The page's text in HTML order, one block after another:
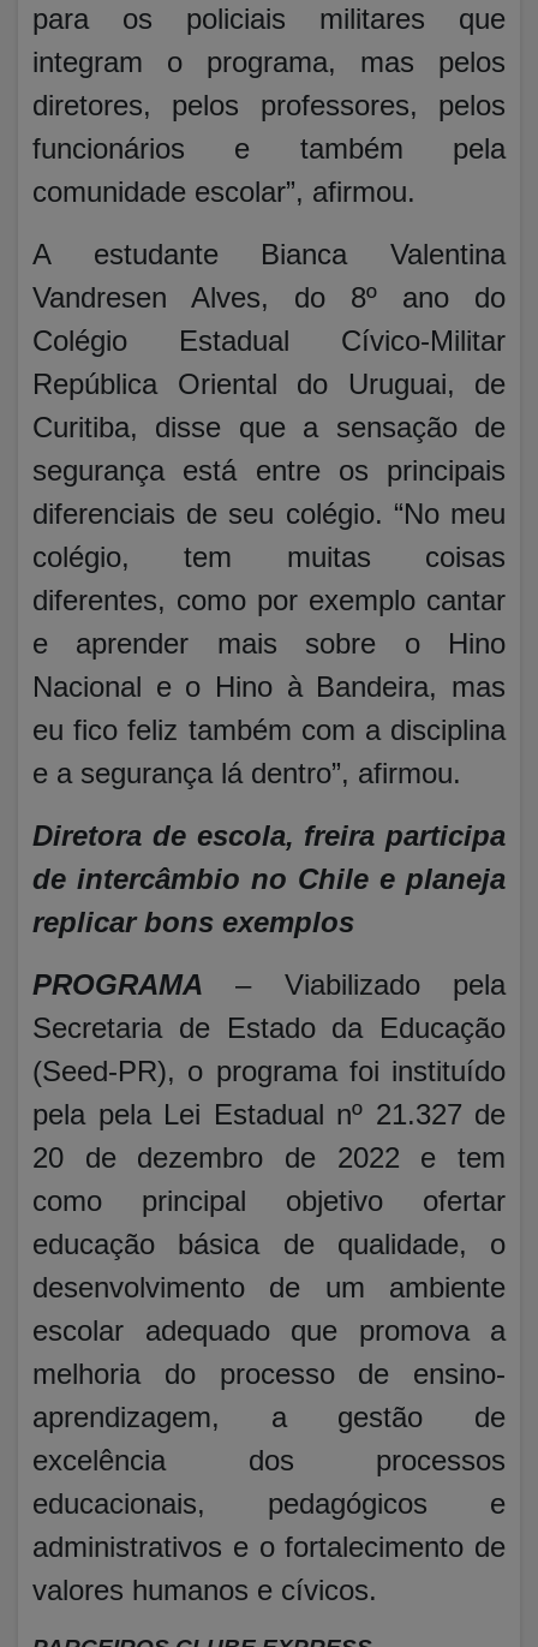
para os policiais militares que
integram o programa, mas pelos
diretores, pelos professores, pelos
funcionários e também pela
comunidade escolar”, afirmou.
A estudante Bianca Valentina
Vandresen Alves, do 8º ano do
Colégio Estadual Cívico-Militar
República Oriental do Uruguai, de
Curitiba, disse que a sensação de
segurança está entre os principais
diferenciais de seu colégio. “No meu
colégio, tem muitas coisas
diferentes, como por exemplo cantar
e aprender mais sobre o Hino
Nacional e o Hino à Bandeira, mas
eu fico feliz também com a disciplina
e a segurança lá dentro”, afirmou.
Diretora de escola, freira participa
de intercâmbio no Chile e planeja
replicar bons exemplos
PROGRAMA
– Viabilizado pela
Secretaria de Estado da Educação
(Seed-PR), o programa foi instituído
pela pela Lei Estadual nº 21.327 de
20 de dezembro de 2022 e tem
como principal objetivo ofertar
educação básica de qualidade, o
desenvolvimento de um ambiente
escolar adequado que promova a
melhoria do processo de ensino-
aprendizagem, a gestão de
excelência dos processos
educacionais, pedagógicos e
administrativos e o fortalecimento de
valores humanos e cívicos.